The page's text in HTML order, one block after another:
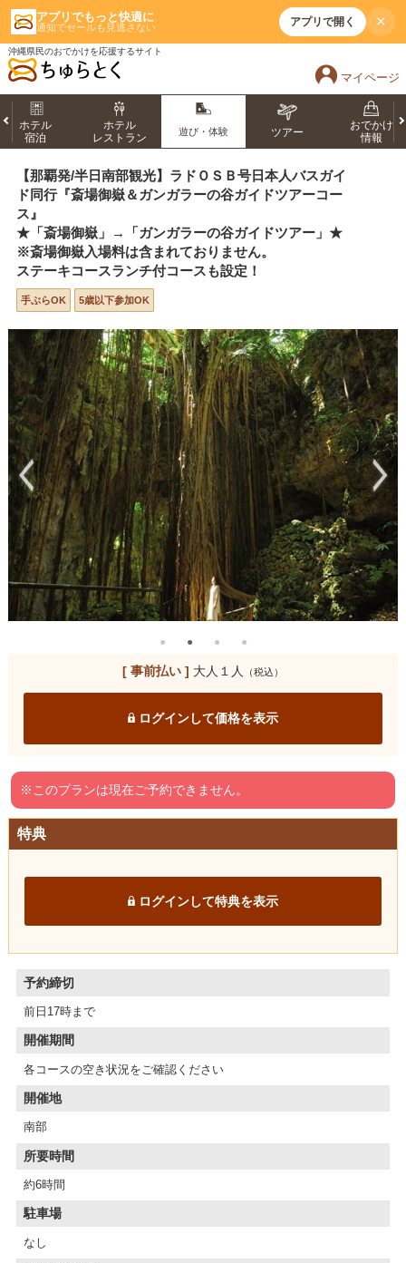
アプリでもっと快適に
通知でセールも見逃さない アプリで開く ×
沖縄県民のおでかけを応援するサイト
マイページ
ホテル
宿泊
ホテル
レストラン
遊び・体験 ツアー
おでかけ
情報
【那覇発/半日南部観光】ラドＯＳＢ号日本人バスガイ
ド同行『斎場御嶽＆ガンガラーの谷ガイドツアーコー
ス』
★「斎場御嶽」→「ガンガラーの谷ガイドツアー」★
※斎場御嶽入場料は含まれておりません。
ステーキコースランチ付コースも設定！
手ぶらOK 5歳以下参加OK
[ 事前払い ] 大人１人 （税込）
ログインして価格を表示
※このプランは現在ご予約できません。
特典
ログインして特典を表示
予約締切
前日17時まで
開催期間
各コースの空き状況をご確認ください
開催地
南部
所要時間
約6時間
駐車場
なし